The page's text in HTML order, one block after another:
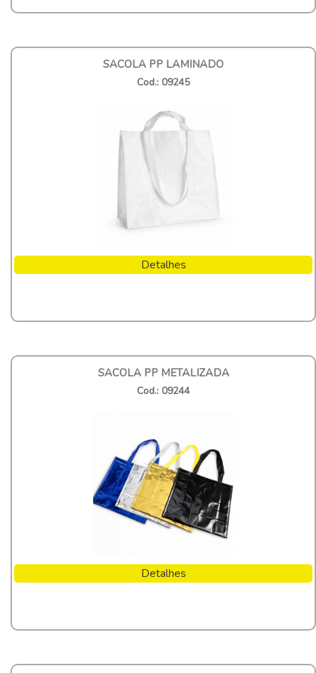
SACOLA PP LAMINADO
Cod.: 09245
Detalhes
SACOLA PP METALIZADA
Cod.: 09244
Detalhes